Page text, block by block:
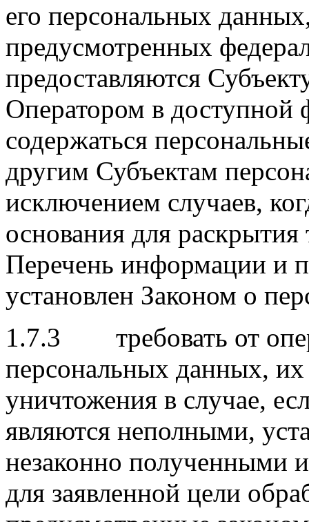
его персональных
предусмотренных
предоставляются
Оператором в
содержаться
другим Субъектам
исключением случаев,
основания для
Перечень информации и
установлен Законом о
1.7.3 требовать от
персональных данных,
уничтожения в случае,
являются неполными,
незаконно полученными
для заявленной цели